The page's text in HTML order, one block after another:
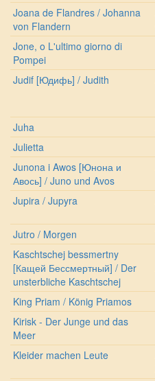
Joana de Flandres / Johanna
von Flandern
Jone, o L'ultimo giorno di
Pompei
Judif [Юдифь] / Judith
Juha
Julietta
Junona i Awos [Юнона и
Авось] / Juno und Avos
Jupira / Jupyra
Jutro / Morgen
Kaschtschej bessmertny
[Кащей Бессмертный] / Der
unsterbliche Kaschtschej
King Priam / König Priamos
Kirisk - Der Junge und das
Meer
Kleider machen Leute